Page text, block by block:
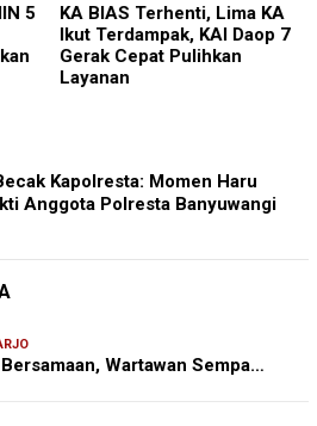
5
KA BIAS Terhenti, Lima KA
Ikut Terdampak, KAI Daop 7
Gerak Cepat Pulihkan
Layanan
Kapolresta: Momen Haru
Anggota Polresta Banyuwangi
Wartawan Sempa…